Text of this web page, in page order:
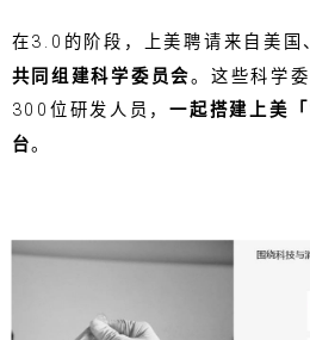
在3.0的阶段，上美聘请来自美国
共同组建科学委员会。这些科学
300位研发人员，一起搭建上美
台。